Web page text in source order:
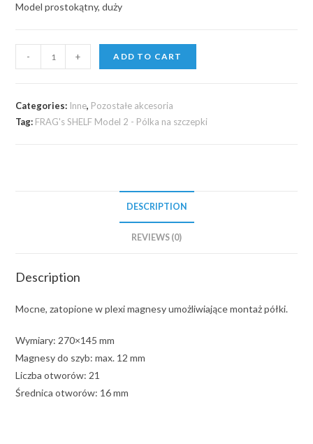
Model prostokątny, duży
SHELF
2
-
- + ADD TO CART
Categories: Inne, Pozostałe akcesoria
Tag: FRAG's SHELF Model 2 - Pólka na szczepki
DESCRIPTION
REVIEWS (0)
Description
Mocne, zatopione w plexi magnesy umożliwiające montaż półki.
Wymiary: 270×145 mm
Magnesy do szyb: max. 12 mm
Liczba otworów: 21
Średnica otworów: 16 mm